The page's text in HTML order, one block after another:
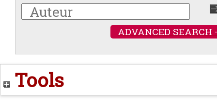
ADVANCED SEARCH
Tools